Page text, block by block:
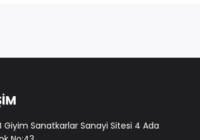
Giyim Sanatkarlar Sanayi Sitesi 4 Ada